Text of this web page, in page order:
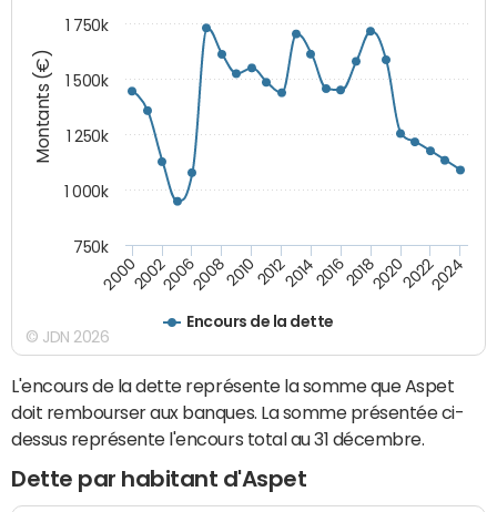
Montants (€)
Encours de la dette
200020022006200820102012201420162018202020222024
750k
1 000k
1 250k
1 500k
1 750k
© JDN 2026
L'encours de la dette représente la somme que Aspet
doit rembourser aux banques. La somme présentée ci-
dessus représente l'encours total au 31 décembre.
Dette par habitant d'Aspet